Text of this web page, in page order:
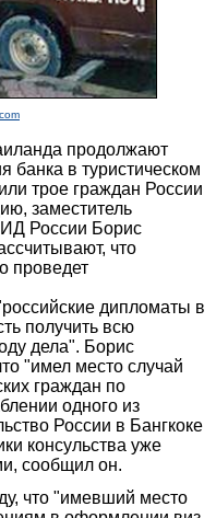
продолжают
банка в туристическом
трое граждан России
заместитель
России Борис
что
проведет
дипломаты в
получить всю
дела". Борис
"имел место случай
граждан по
одного из
России в Бангкоке
консульства уже
сообщил он.
что "имевший место